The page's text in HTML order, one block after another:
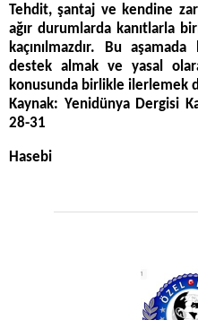
Tehdit, şantaj ve kendine
ağır durumlarda kanıtlarla
kaçınılmazdır. Bu
destek almak ve yasal
konusunda birlikle ilerlemek
Kaynak: Yenidünya Dergisi
28-31
Hasebi